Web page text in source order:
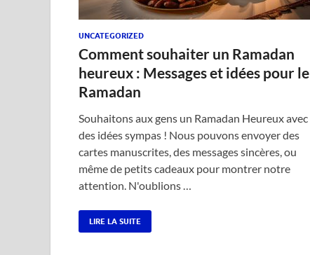
UNCATEGORIZED
Comment souhaiter un Ramadan
heureux : Messages et idées pour le
Ramadan
Souhaitons aux gens un Ramadan Heureux avec
des idées sympas ! Nous pouvons envoyer des
cartes manuscrites, des messages sincères, ou
même de petits cadeaux pour montrer notre
attention. N'oublions …
LIRE LA SUITE